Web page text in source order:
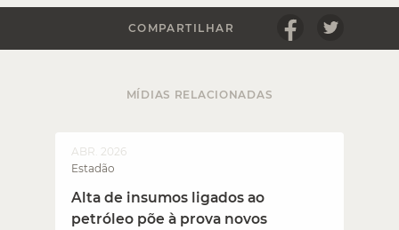
COMPARTILHAR
MÍDIAS RELACIONADAS
ABR. 2026
Estadão
Alta de insumos ligados ao
petróleo põe à prova novos